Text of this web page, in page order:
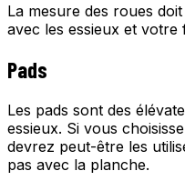
La mesure des roues
avec les essieux et votre
Pads
Les pads sont des
essieux. Si vous
devrez peut-être les
pas avec la planche.